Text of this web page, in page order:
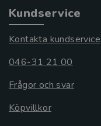
Kundservice
Kontakta kundservice
046-31 21 00
Frågor och svar
Köpvillkor